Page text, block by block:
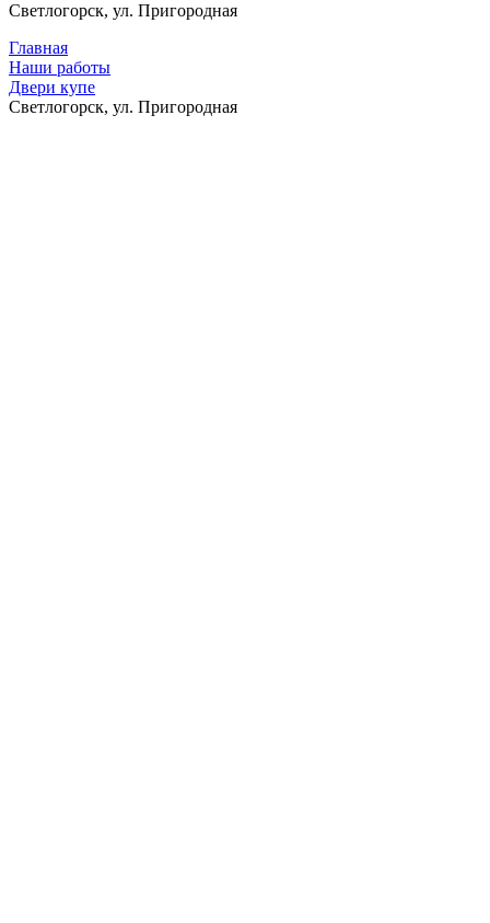
Светлогорск, ул. Пригородная
Главная
Наши работы
Двери купе
Светлогорск, ул. Пригородная